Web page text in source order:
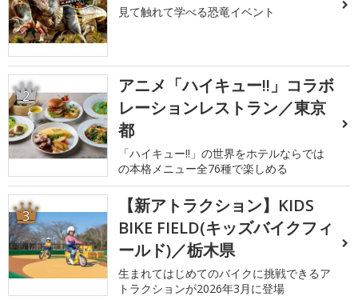
見て触れて学べる恐竜イベント
2
アニメ「ハイキュー!!」コラボ
レーションレストラン／東京
都
「ハイキュー!!」の世界をホテルならでは
の本格メニュー全76種で楽しめる
3
【新アトラクション】KIDS
BIKE FIELD(キッズバイクフィ
ールド)／栃木県
生まれてはじめてのバイクに挑戦できるア
トラクションが2026年3月に登場